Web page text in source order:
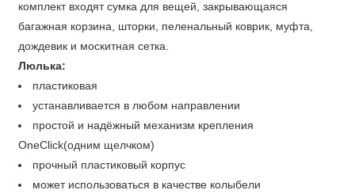
комплект входят сумка для вещей, закрывающаяся
багажная корзина, шторки, пеленальный коврик, муфта,
дождевик и москитная сетка.
Люлька:
пластиковая
устанавливается в любом направлении
простой и надёжный механизм крепления
OneClick(одним щелчком)
прочный пластиковый корпус
может использоваться в качестве колыбели